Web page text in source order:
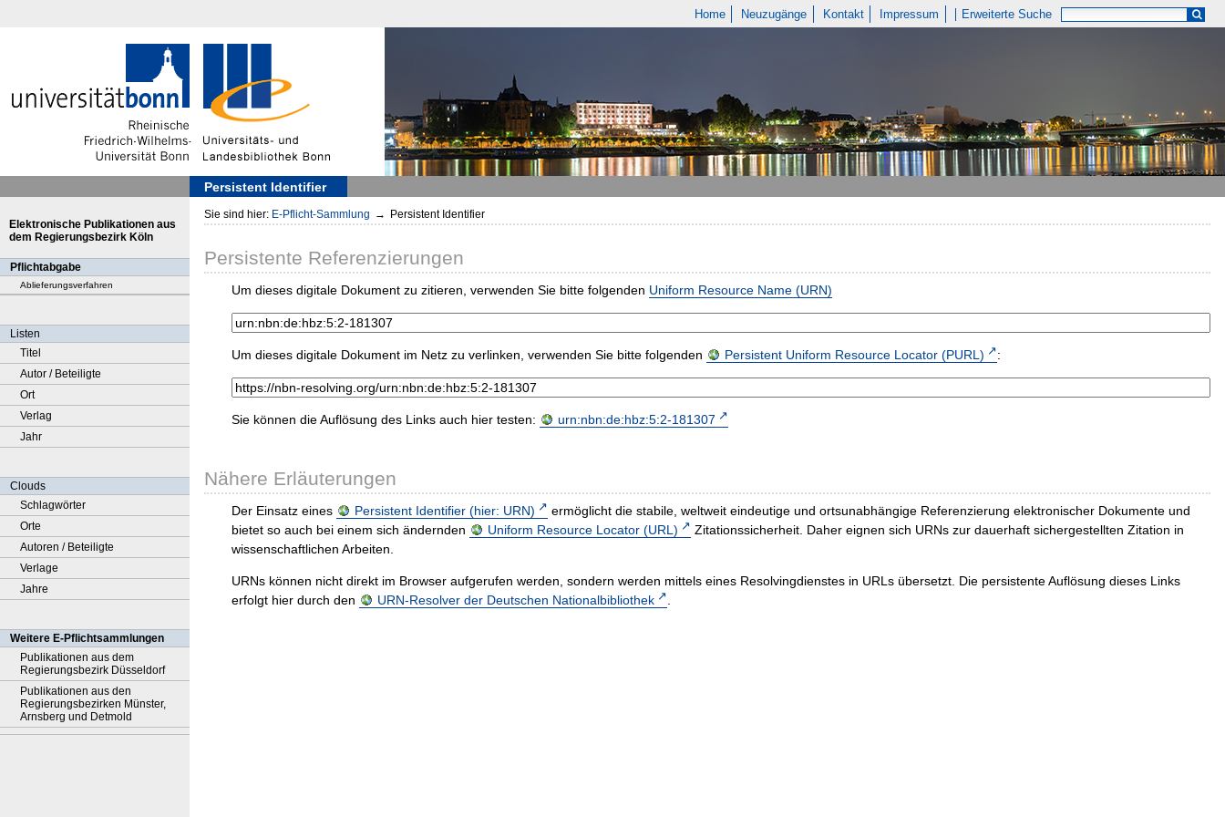
Home Neuzugänge Kontakt Impressum Erweiterte Suche
Persistent Identifier
Elektronische Publikationen aus
dem Regierungsbezirk Köln
Pflichtabgabe
Ablieferungsverfahren
Listen
Titel
Autor / Beteiligte
Ort
Verlag
Jahr
Clouds
Schlagwörter
Orte
Autoren / Beteiligte
Verlage
Jahre
Weitere E-Pflichtsammlungen
Publikationen aus dem
Regierungsbezirk Düsseldorf
Publikationen aus den
Regierungsbezirken Münster,
Arnsberg und Detmold
Sie sind hier: E-Pflicht-Sammlung → Persistent Identifier
Persistente Referenzierungen
Um dieses digitale Dokument zu zitieren, verwenden Sie bitte folgenden Uniform Resource Name (URN)
Um dieses digitale Dokument im Netz zu verlinken, verwenden Sie bitte folgenden Persistent Uniform Resource Locator (PURL) :
Sie können die Auflösung des Links auch hier testen: urn:nbn:de:hbz:5:2-181307
Nähere Erläuterungen
Der Einsatz eines Persistent Identifier (hier: URN)
ermöglicht die stabile, weltweit eindeutige und ortsunabhängige Referenzierung elektronischer Dokumente und
bietet so auch bei einem sich ändernden
Uniform Resource Locator (URL)
Zitationssicherheit. Daher eignen sich URNs zur dauerhaft sichergestellten Zitation in
wissenschaftlichen Arbeiten.
URNs können nicht direkt im Browser aufgerufen werden, sondern werden mittels eines Resolvingdienstes in URLs übersetzt. Die persistente Auflösung dieses Links
erfolgt hier durch den
URN-Resolver der Deutschen Nationalbibliothek .